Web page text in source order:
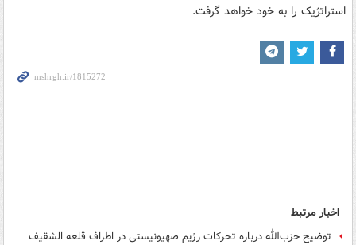
استراتژیک را به خود خواهد گرفت.
اخبار مرتبط
توضیح حزب‌الله درباره تحرکات رژیم صهیونیستی در اطراف قلعه الشقیف